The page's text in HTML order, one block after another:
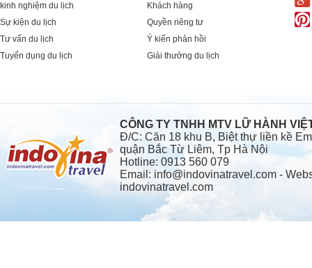
kinh nghiệm du lịch
Sự kiện du lịch
Tư vấn du lịch
Tuyển dụng du lịch
Khách hàng
Quyền riêng tư
Ý kiến phản hồi
Giải thưởng du lịch
CÔNG TY TNHH MTV LỮ HÀNH
Đ/C: Căn 18 khu B, Biệt thự liền kề
quận Bắc Từ Liêm, Tp Hà Nội
Hotline: 0913 560 079
Email: info@indovinatravel.com -
indovinatravel.com